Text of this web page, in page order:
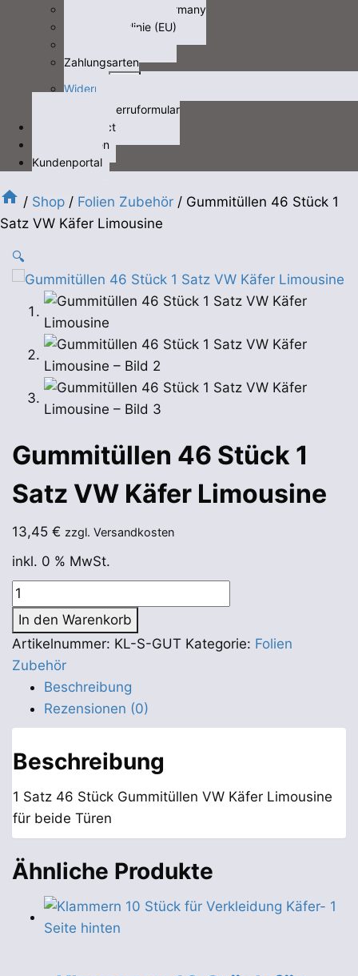
Fracht/freight not Germany
Cookie-Richtlinie (EU)
Zahlungsarten
Widerruf
Widerruformular
Kontakt/contact
Videos/Medien
Kundenportal
/ Shop / Folien Zubehör / Gummitüllen 46 Stück 1
Satz VW Käfer Limousine
🔍
Gummitüllen 46 Stück 1
Satz VW Käfer Limousine
13,45 € zzgl. Versandkosten
inkl. 0 % MwSt.
Gummitüllen
46
Stück
Satz
Menge
In den Warenkorb
Artikelnummer: KL-S-GUT Kategorie: Folien
Zubehör
Beschreibung
Rezensionen (0)
Beschreibung
1 Satz 46 Stück Gummitüllen VW Käfer Limousine
für beide Türen
Ähnliche Produkte